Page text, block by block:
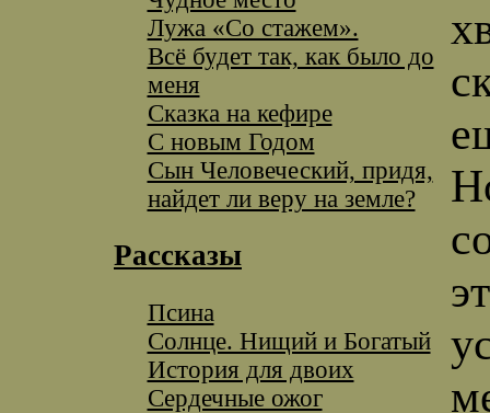
Лужа «Со стажем».
Всё будет так, как было до
меня
Сказка на кефире
С новым Годом
Сын Человеческий, придя,
найдет ли веру на земле?
Рассказы
Псина
Солнце. Нищий и Богатый
История для двоих
Сердечные ожог